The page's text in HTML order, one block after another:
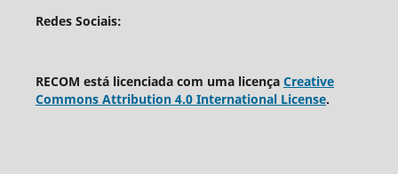
Redes Sociais:
RECOM está licenciada com uma licença Creative
Commons Attribution 4.0 International License.